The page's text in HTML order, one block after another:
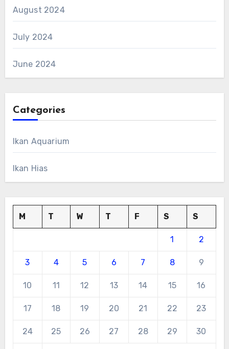
August 2024
July 2024
June 2024
Categories
Ikan Aquarium
Ikan Hias
M T W T F S S
1 2
3 4 5 6 7 8 9
10 11 12 13 14 15 16
17 18 19 20 21 22 23
24 25 26 27 28 29 30